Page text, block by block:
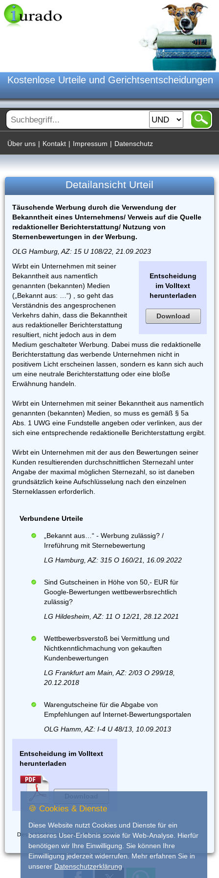
Kostenlose Urteile und Gerichtsentscheidungen
Über uns | Kontakt | Impressum | Datenschutz
Detailansicht Urteil
Täuschende Werbung durch die Verwendung der
Bekanntheit eines Unternehmens/ Verweis auf die Quelle
redaktioneller Berichterstattung/ Nutzung von
Sternenbewertungen in der Werbung.
OLG Hamburg, AZ: 15 U 108/22, 21.09.2023
Entscheidung
im Volltext
herunterladen
Download
Wirbt ein Unternehmen mit seiner
Bekanntheit aus namentlich
genannten (bekannten) Medien
(„Bekannt aus: …“) , so geht das
Verständnis des angesprochenen
Verkehrs dahin, dass die Bekanntheit
aus redaktioneller Berichterstattung
resultiert, nicht jedoch aus in dem
Medium geschalteter Werbung. Dabei muss die redaktionelle
Berichterstattung das werbende Unternehmen nicht in
positivem Licht erscheinen lassen, sondern es kann sich auch
um eine neutrale Berichterstattung oder eine bloße
Erwähnung handeln.
Wirbt ein Unternehmen mit seiner Bekanntheit aus namentlich
genannten (bekannten) Medien, so muss es gemäß § 5a
Abs. 1 UWG eine Fundstelle angeben oder verlinken, aus der
sich eine entsprechende redaktionelle Berichterstattung ergibt.
Wirbt ein Unternehmen mit der aus den Bewertungen seiner
Kunden resultierenden durchschnittlichen Sternezahl unter
Angabe der maximal möglichen Sternezahl, so ist daneben
grundsätzlich keine Aufschlüsselung nach den einzelnen
Sterneklassen erforderlich.
Verbundene Urteile
„Bekannt aus…“ - Werbung zulässig? /
Irreführung mit Sternebewertung
LG Hamburg, AZ: 315 O 160/21, 16.09.2022
Sind Gutscheinen in Höhe von 50,- EUR für
Google-Bewertungen wettbewerbsrechtlich
zulässig?
LG Hildesheim, AZ: 11 O 12/21, 28.12.2021
Wettbewerbsverstoß bei Vermittlung und
Nichtkenntlichmachung von gekauften
Kundenbewertungen
LG Frankfurt am Main, AZ: 2/03 O 299/18,
20.12.2018
Warengutscheine für die Abgabe von
Empfehlungen auf Internet-Bewertungsportalen
OLG Hamm, AZ: I-4 U 48/13, 10.09.2013
Entscheidung im Volltext
herunterladen
Dieses Urteil wurde eingestellt voniurado
🍪 Cookies & Dienste
Diese Website nutzt Cookies und Dienste für ein
besseres User-Erlebnis sowie für Web-Analyse. Hierfür
benötigen wir Ihre Einwilligung. Sie können Ihre
Einwilligung jederzeit widerrufen. Mehr erfahren Sie in
unserer Datenschutzerklärung